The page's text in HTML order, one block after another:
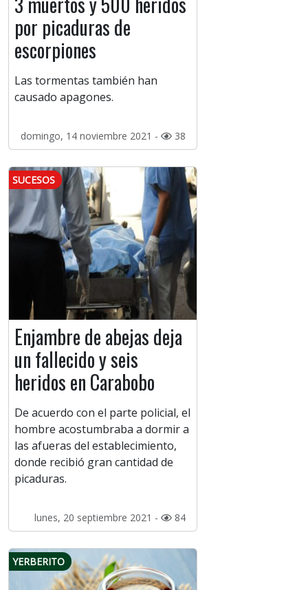
por picaduras de
escorpiones
Las tormentas también han
causado apagones.
domingo, 14 noviembre 2021 - 38
SUCESOS
Enjambre de abejas deja
un fallecido y seis
heridos en Carabobo
De acuerdo con el parte policial, el
hombre acostumbraba a dormir a
las afueras del establecimiento,
donde recibió gran cantidad de
picaduras.
lunes, 20 septiembre 2021 - 84
YERBERITO